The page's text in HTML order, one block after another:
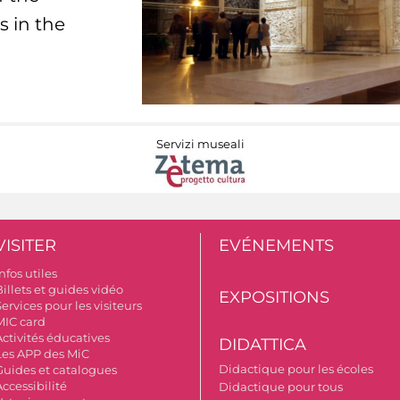
in the
Servizi museali
utiles
et guides vidéo
pour les visiteurs
card
éducatives
APP des MiC
et catalogues
EVÉNEMENTS
EXPOSITIONS
DIDATTICA
Didactique pour les écoles
Didactique pour tous